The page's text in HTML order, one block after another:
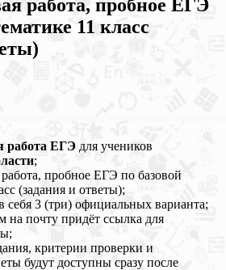
работа, пробное ЕГЭ
11 класс
работа ЕГЭ для учеников
;
пробное ЕГЭ по базовой
(задания и ответы);
себя 3 (три) официальных варианта;
на почту придёт ссылка для
критерии проверки и
будут доступны сразу после